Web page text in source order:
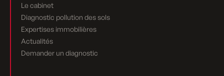
Le cabinet
Diagnostic pollution des sols
Expertises immobilières
Actualités
Demander un diagnostic